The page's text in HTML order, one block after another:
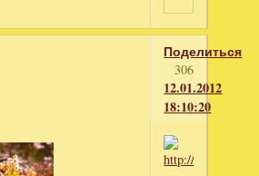
Поделиться
306
12.01.2012
18:10:20